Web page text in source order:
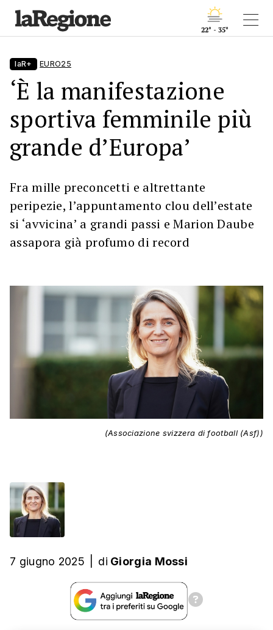
22° - 35°
laR+ EURO25
‘È la manifestazione
sportiva femminile più
grande d’Europa’
Fra mille preconcetti e altrettante
peripezie, l’appuntamento clou dell’estate
si ‘avvicina’ a grandi passi e Marion Daube
assapora già profumo di record
(Associazione svizzera di football (Asf))
7 giugno 2025 di Giorgia Mossi